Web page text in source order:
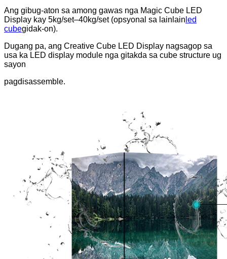
Ang gibug-aton sa among gawas nga Magic Cube LED
Display kay 5kg/set–40kg/set (opsyonal sa lainlain led
cubegidak-on).
Dugang pa, ang Creative Cube LED Display nagsagop sa
usa ka LED display module nga gitakda sa cube structure ug
sayon
pagdisassemble.